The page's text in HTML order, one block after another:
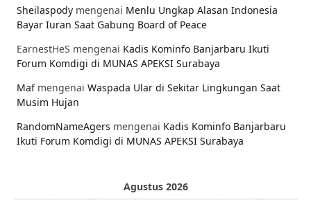
Sheilaspody mengenai Menlu Ungkap Alasan Indonesia
Bayar Iuran Saat Gabung Board of Peace
EarnestHeS mengenai Kadis Kominfo Banjarbaru Ikuti
Forum Komdigi di MUNAS APEKSI Surabaya
Mafmengenai Waspada Ular di Sekitar Lingkungan Saat
Musim Hujan
RandomNameAgers mengenai Kadis Kominfo Banjarbaru
Ikuti Forum Komdigi di MUNAS APEKSI Surabaya
Agustus 2026